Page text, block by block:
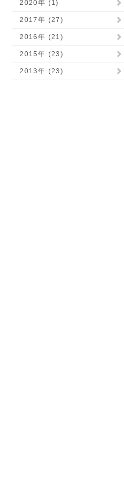
2020年 (1)
2017年 (27)
2016年 (21)
2015年 (23)
2013年 (23)